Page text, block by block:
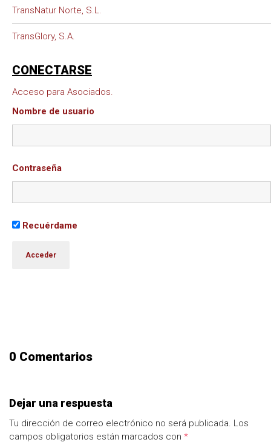
TransNatur Norte, S.L.
TransGlory, S.A.
CONECTARSE
Acceso para Asociados.
Nombre de usuario
Contraseña
Recuérdame
0 Comentarios
Dejar una respuesta
Tu dirección de correo electrónico no será publicada. Los
campos obligatorios están marcados con *